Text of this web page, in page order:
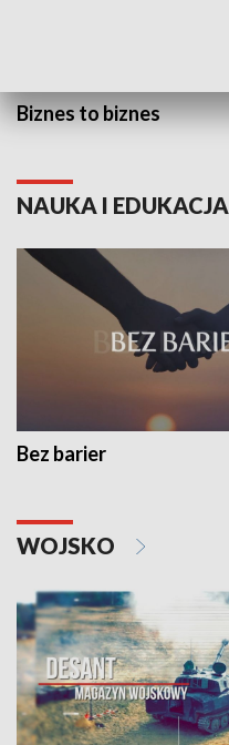
Biznes to biznes
NAUKA I EDUKACJA
Bez barier
WOJSKO